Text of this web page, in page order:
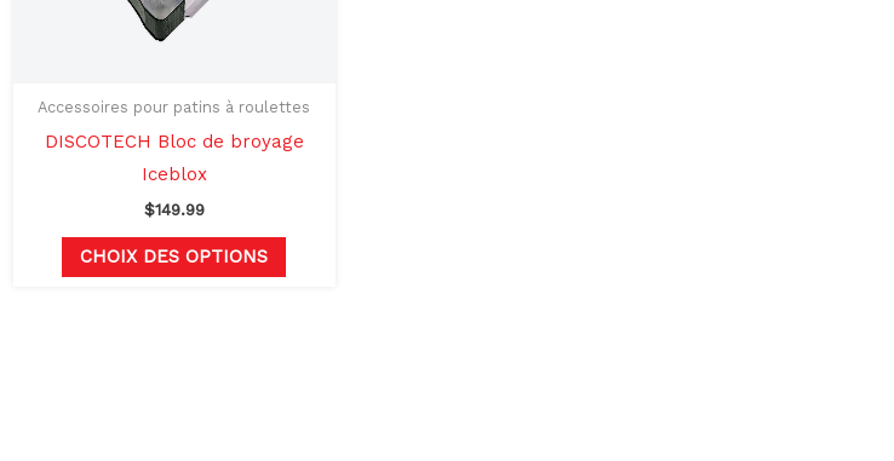
Accessoires pour patins à roulettes
DISCOTECH Bloc de broyage
Iceblox
$149.99
CHOIX DES OPTIONS
sur
la
produit